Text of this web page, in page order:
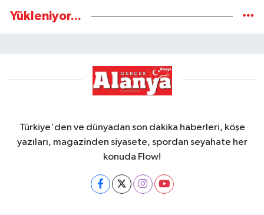
Yükleniyor...
Türkiye'den ve dünyadan son dakika haberleri, köşe
yazıları, magazinden siyasete, spordan seyahate her
konuda Flow!